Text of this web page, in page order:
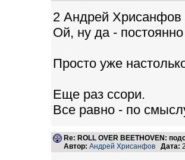
2 Андрей Хрисанфов
Ой, ну да -
Просто уже
Еще раз ссори.
Все равно - по
Re: ROLL OVER BEETHOVEN:
Автор: Андрей Хрисанфов Дата: